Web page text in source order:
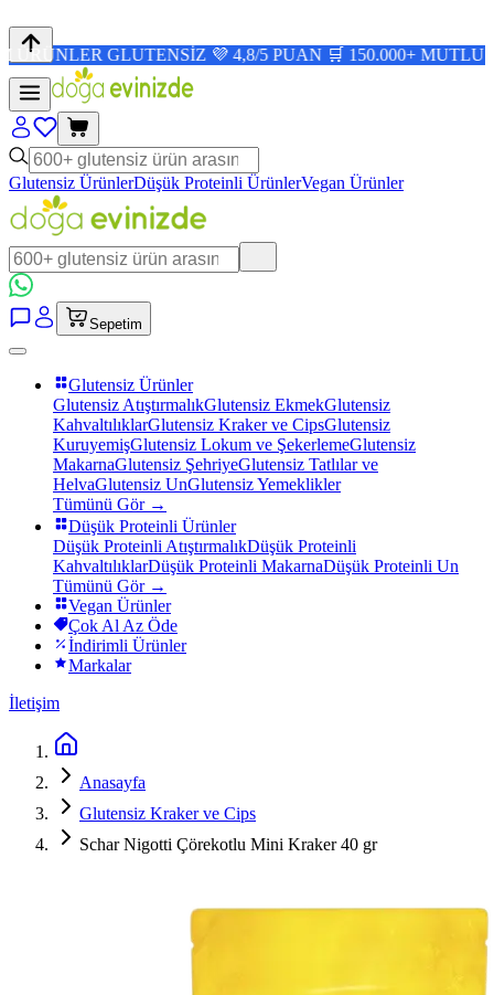
GLUTENSİZ 💜 4,8/5 PUAN 🛒 150.000+ MUTLU MÜŞTERİ
Glutensiz ÜrünlerDüşük Proteinli ÜrünlerVegan Ürünler
Sepetim
Glutensiz Ürünler
Glutensiz AtıştırmalıkGlutensiz EkmekGlutensiz
KahvaltılıklarGlutensiz Kraker ve CipsGlutensiz
KuruyemişGlutensiz Lokum ve ŞekerlemeGlutensiz
MakarnaGlutensiz ŞehriyeGlutensiz Tatlılar ve
HelvaGlutensiz UnGlutensiz Yemeklikler
Tümünü Gör →
Düşük Proteinli Ürünler
Düşük Proteinli AtıştırmalıkDüşük Proteinli
KahvaltılıklarDüşük Proteinli MakarnaDüşük Proteinli Un
Tümünü Gör →
Vegan Ürünler
Çok Al Az Öde
İndirimli Ürünler
Markalar
İletişim
Anasayfa
Glutensiz Kraker ve Cips
Schar Nigotti Çörekotlu Mini Kraker 40 gr